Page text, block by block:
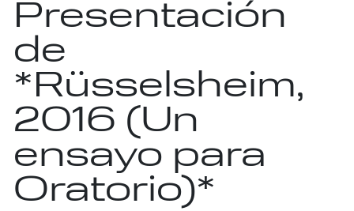
Presentación
de
*Rüsselsheim,
2016 (Un
ensayo para
Oratorio)*